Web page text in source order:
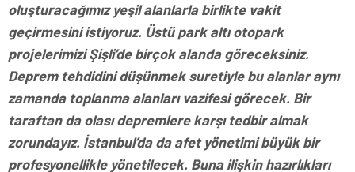
oluşturacağımız yeşil alanlarla birlikte vakit
geçirmesini istiyoruz. Üstü park altı otopark
projelerimizi Şişli’de birçok alanda göreceksiniz.
Deprem tehdidini düşünmek suretiyle bu alanlar aynı
zamanda toplanma alanları vazifesi görecek. Bir
taraftan da olası depremlere karşı tedbir almak
zorundayız. İstanbul’da da afet yönetimi büyük bir
profesyonellikle yönetilecek. Buna ilişkin hazırlıkları